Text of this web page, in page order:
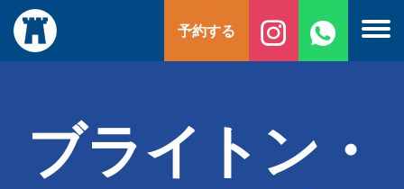
ン
テ
予約する
ブライトン・